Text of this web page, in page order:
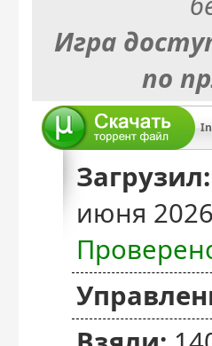
Игра
по
Загрузил:
июня